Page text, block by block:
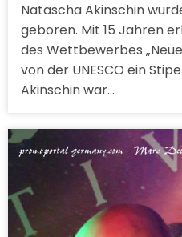
Natascha Akinschin
geboren. Mit 15 Jahren
des Wettbewerbes
von der UNESCO ein
Akinschin war…